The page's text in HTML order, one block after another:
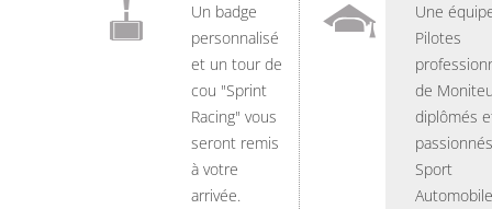
Un badge
personnalisé
et un tour de
cou "Sprint
Racing" vous
seront remis
à votre
arrivée.
Une
Pilotes
de
diplômés
Sport
Automobile